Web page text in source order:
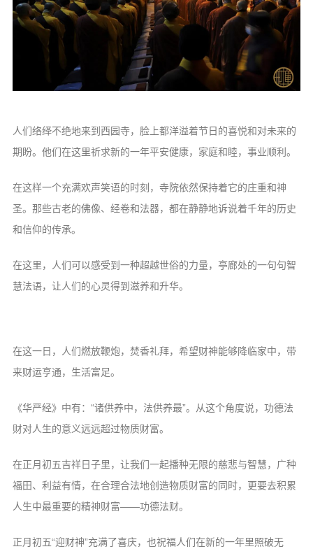
人们络绎不绝地来到西园寺，脸上都洋溢着节日的喜悦和对未来的
期盼。他们在这里祈求新的一年平安健康，家庭和睦，事业顺利。
在这样一个充满欢声笑语的时刻，寺院依然保持着它的庄重和神
圣。那些古老的佛像、经卷和法器，都在静静地诉说着千年的历史
和信仰的传承。
在这里，人们可以感受到一种超越世俗的力量，亭廊处的一句句智
慧法语，让人们的心灵得到滋养和升华。
在这一日，人们燃放鞭炮，焚香礼拜，希望财神能够降临家中，带
来财运亨通，生活富足。
《华严经》中有：“诸供养中，法供养最”。从这个角度说，功德法
财对人生的意义远远超过物质财富。
在正月初五吉祥日子里，让我们一起播种无限的慈悲与智慧，广种
福田、利益有情，在合理合法地创造物质财富的同时，更要去积累
人生中最重要的精神财富——功德法财。
正月初五“迎财神”充满了喜庆，也祝福人们在新的一年里照破无